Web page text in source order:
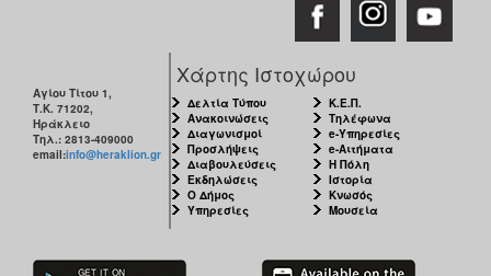
Αγίου Τίτου 1,
Τ.Κ. 71202,
Ηράκλειο
Τηλ.: 2813-409000
email:info@heraklion.gr
Χάρτης Ιστοχώρου
Δελτία Τύπου
Ανακοινώσεις
Διαγωνισμοί
Προσλήψεις
Διαβουλεύσεις
Εκδηλώσεις
Ο Δήμος
Υπηρεσίες
Κ.Ε.Π.
Τηλέφωνα
e-Υπηρεσίες
e-Αιτήματα
Η Πόλη
Ιστορία
Κνωσός
Μουσεία